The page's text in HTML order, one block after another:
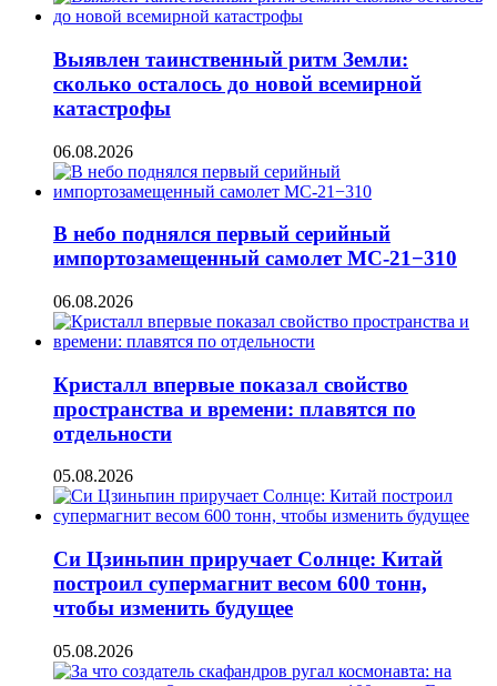
Выявлен таинственный ритм Земли:
сколько осталось до новой всемирной
катастрофы
06.08.2026
В небо поднялся первый серийный
импортозамещенный самолет МС-21−310
06.08.2026
Кристалл впервые показал свойство
пространства и времени: плавятся по
отдельности
05.08.2026
Си Цзиньпин приручает Солнце: Китай
построил супермагнит весом 600 тонн,
чтобы изменить будущее
05.08.2026